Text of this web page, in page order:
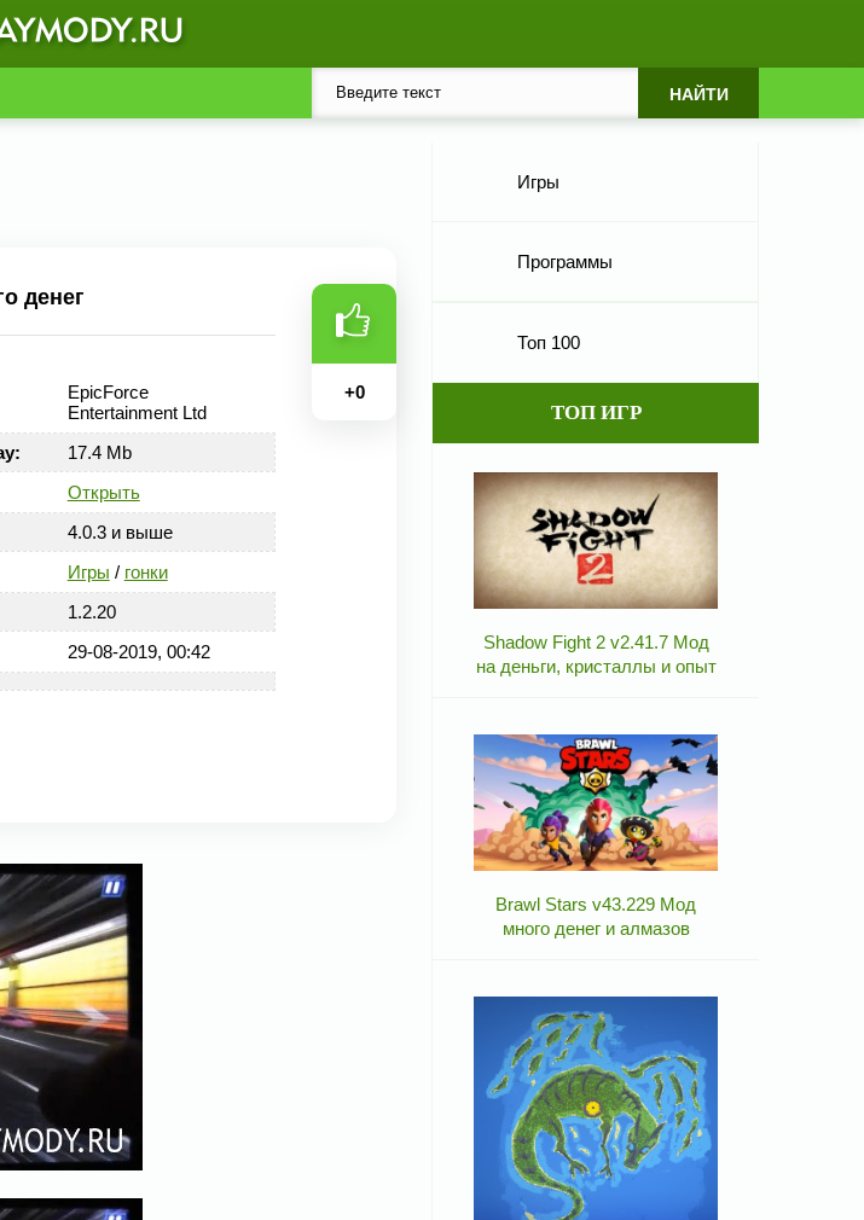
денег
EpicForce
Entertainment Ltd
17.4 Mb
Открыть
4.0.3 и выше
Игры / гонки
1.2.20
29-08-2019, 00:42
+0
Игры
Программы
Топ 100
ТОП ИГР
Shadow Fight 2 v2.41.7 Мод
на деньги, кристаллы и опыт
Brawl Stars v43.229 Мод
много денег и алмазов